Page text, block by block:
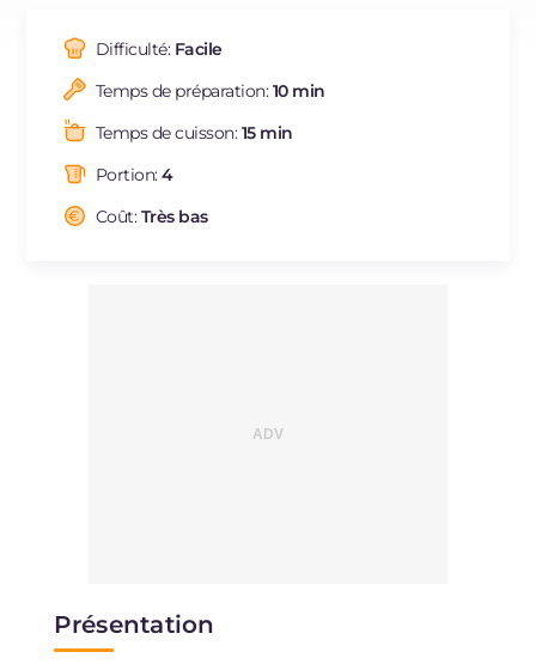
ES
BR
Difficulté: Facile
Temps de préparation:10 min
Temps de cuisson:15 min
Portion:4
Coût:Très bas
Présentation